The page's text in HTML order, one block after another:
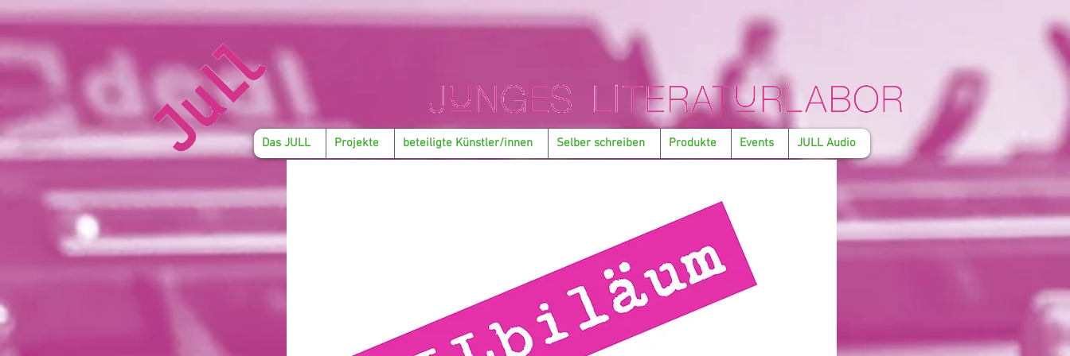
Das JULL Projekte beteiligte Künstler/innen Selber schreiben Produkte Events JULL Audio